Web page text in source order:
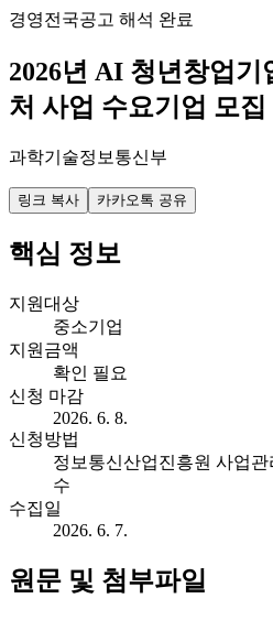
경영전국공고 해석 완료
2026년 AI 청년창업기
처 사업 수요기업 모집
과학기술정보통신부
링크 복사 카카오톡 공유
핵심 정보
지원대상
중소기업
지원금액
확인 필요
신청 마감
2026. 6. 8.
신청방법
정보통신산업진흥원 사업
수
수집일
2026. 6. 7.
원문 및 첨부파일